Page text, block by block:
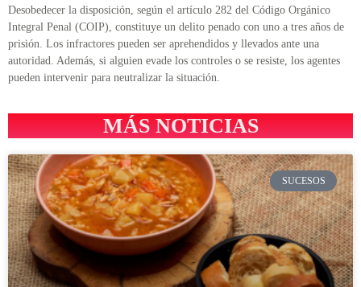
Desobedecer la disposición, según el artículo 282 del Código Orgánico
Integral Penal (COIP), constituye un delito penado con uno a tres años de
prisión. Los infractores pueden ser aprehendidos y llevados ante una
autoridad. Además, si alguien evade los controles o se resiste, los agentes
pueden intervenir para neutralizar la situación.
MÁS NOTICIAS
SUCESOS